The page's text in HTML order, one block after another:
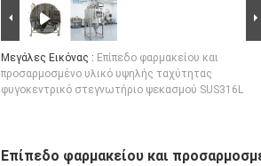
Μεγάλες Εικόνας : Επίπεδο φαρμακείου και
προσαρμοσμένο υλικό υψηλής ταχύτητας
φυγοκεντρικό στεγνωτήριο ψεκασμού SUS316L
Επίπεδο φαρμακείου και